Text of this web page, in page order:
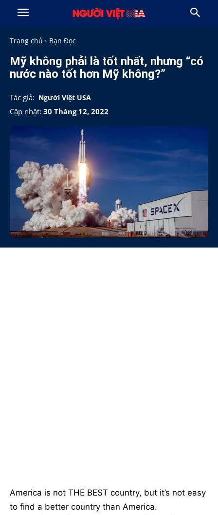
Trang chủ Bạn Đọc
Mỹ không phải là tốt nhất, nhưng “có
nước nào tốt hơn Mỹ không?”
Tác giả: Người Việt USA
Cập nhật: 30 Tháng 12, 2022
America is not THE BEST country, but it’s not easy
to find a better country than America.